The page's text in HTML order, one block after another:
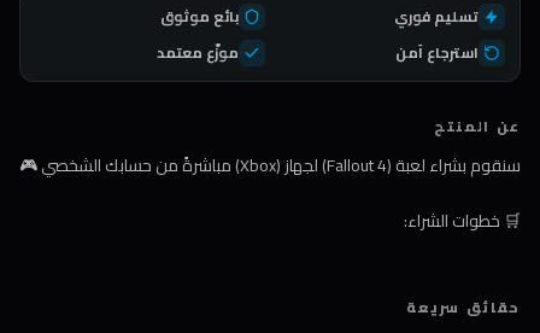
تسليم فوري
بائع موثوق
استرجاع آمن
موزّع معتمد
عن المنتج
سنقوم بشراء لعبة (Fallout 4) لجهاز (Xbox) مباشرةً من حسابك الشخصي 🎮
🛒 خطوات الشراء:
حقائق سريعة